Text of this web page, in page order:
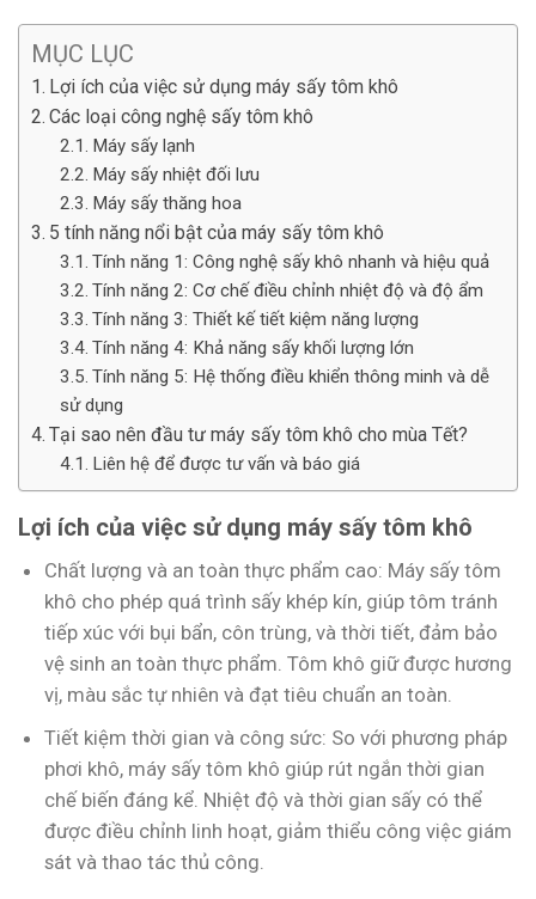
MỤC LỤC
Lợi ích của việc sử dụng máy sấy tôm khô
Các loại công nghệ sấy tôm khô
Máy sấy lạnh
Máy sấy nhiệt đối lưu
Máy sấy thăng hoa
5 tính năng nổi bật của máy sấy tôm khô
Tính năng 1: Công nghệ sấy khô nhanh và hiệu quả
Tính năng 2: Cơ chế điều chỉnh nhiệt độ và độ ẩm
Tính năng 3: Thiết kế tiết kiệm năng lượng
Tính năng 4: Khả năng sấy khối lượng lớn
Tính năng 5: Hệ thống điều khiển thông minh và dễ
sử dụng
Tại sao nên đầu tư máy sấy tôm khô cho mùa Tết?
Liên hệ để được tư vấn và báo giá
Lợi ích của việc sử dụng máy sấy tôm khô
Chất lượng và an toàn thực phẩm cao: Máy sấy tôm
khô cho phép quá trình sấy khép kín, giúp tôm tránh
tiếp xúc với bụi bẩn, côn trùng, và thời tiết, đảm bảo
vệ sinh an toàn thực phẩm. Tôm khô giữ được hương
vị, màu sắc tự nhiên và đạt tiêu chuẩn an toàn.
Tiết kiệm thời gian và công sức: So với phương pháp
phơi khô, máy sấy tôm khô giúp rút ngắn thời gian
chế biến đáng kể. Nhiệt độ và thời gian sấy có thể
được điều chỉnh linh hoạt, giảm thiểu công việc giám
sát và thao tác thủ công.